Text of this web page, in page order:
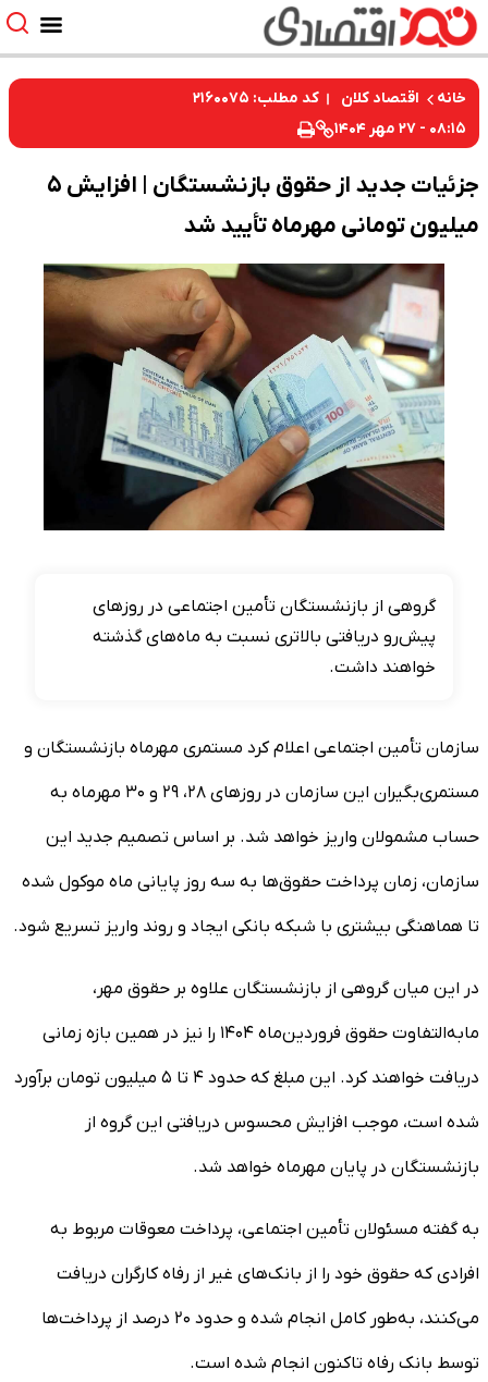
خانه اقتصاد کلان
کد مطلب: ۲۱۶۰۰۷۵
۰۸:۱۵ - ۲۷ مهر ۱۴۰۴
جزئیات جدید از حقوق بازنشستگان | افزایش ۵
میلیون تومانی مهرماه تأیید شد
گروهی از بازنشستگان تأمین اجتماعی در روزهای
پیش‌رو دریافتی بالاتری نسبت به ماه‌های گذشته
خواهند داشت.
سازمان تأمین اجتماعی اعلام کرد مستمری مهرماه بازنشستگان و
مستمری‌بگیران این سازمان در روزهای ۲۸، ۲۹ و ۳۰ مهرماه به
حساب مشمولان واریز خواهد شد. بر اساس تصمیم جدید این
سازمان، زمان پرداخت حقوق‌ها به سه روز پایانی ماه موکول شده
تا هماهنگی بیشتری با شبکه بانکی ایجاد و روند واریز تسریع شود.
در این میان گروهی از بازنشستگان علاوه بر حقوق مهر،
مابه‌التفاوت حقوق فروردین‌ماه ۱۴۰۴ را نیز در همین بازه زمانی
دریافت خواهند کرد. این مبلغ که حدود ۴ تا ۵ میلیون تومان برآورد
شده است، موجب افزایش محسوس دریافتی این گروه از
بازنشستگان در پایان مهرماه خواهد شد.
به گفته مسئولان تأمین اجتماعی، پرداخت معوقات مربوط به
افرادی که حقوق خود را از بانک‌های غیر از رفاه کارگران دریافت
می‌کنند، به‌طور کامل انجام شده و حدود ۲۰ درصد از پرداخت‌ها
توسط بانک رفاه تاکنون انجام شده است.